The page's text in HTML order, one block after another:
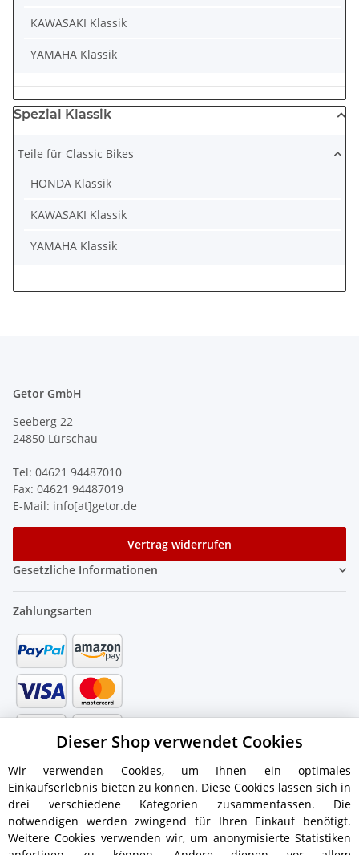
KAWASAKI Klassik
YAMAHA Klassik
Spezial Klassik
Teile für Classic Bikes
HONDA Klassik
KAWASAKI Klassik
YAMAHA Klassik
Getor GmbH
Seeberg 22
24850 Lürschau
Tel: 04621 94487010
Fax: 04621 94487019
E-Mail: info[at]getor.de
Vertrag widerrufen
Gesetzliche Informationen
Zahlungsarten
Dieser Shop verwendet Cookies
Wir verwenden Cookies, um Ihnen ein optimales
Einkaufserlebnis bieten zu können. Diese Cookies lassen sich in
drei verschiedene Kategorien zusammenfassen. Die
notwendigen werden zwingend für Ihren Einkauf benötigt.
Weitere Cookies verwenden wir, um anonymisierte Statistiken